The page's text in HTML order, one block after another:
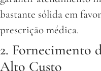
bastante sólida em
prescrição médica.
2. Fornecimento
Alto Custo